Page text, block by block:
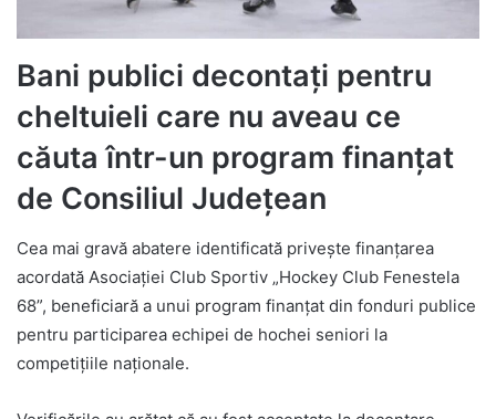
Bani publici decontați pentru
cheltuieli care nu aveau ce
căuta într-un program finanțat
de Consiliul Județean
Cea mai gravă abatere identificată privește finanțarea
acordată Asociației Club Sportiv „Hockey Club Fenestela
68”, beneficiară a unui program finanțat din fonduri publice
pentru participarea echipei de hochei seniori la
competițiile naționale.